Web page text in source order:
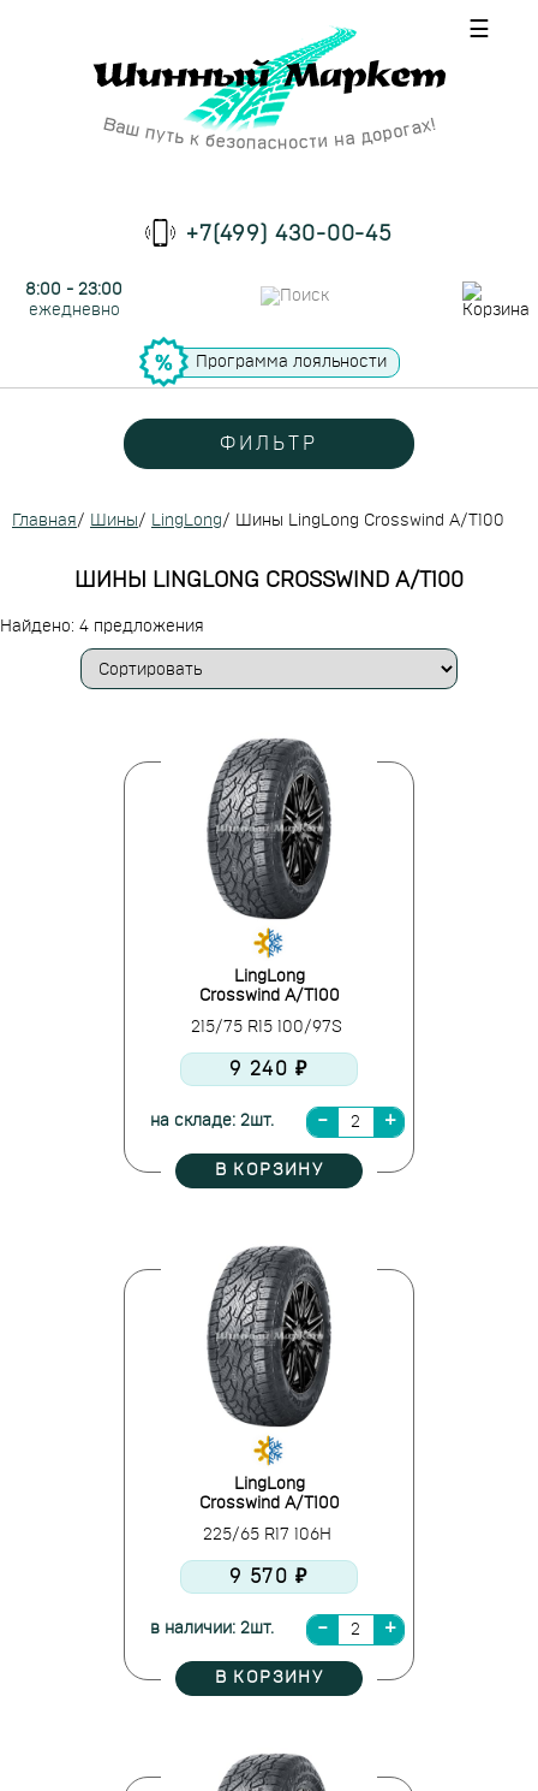
☰
+7(499) 430-00-45
8:00 - 23:00
ежедневно
Программа лояльности
ФИЛЬТР
Главная/ Шины/ LingLong/ Шины LingLong Crosswind A/T100
ШИНЫ LINGLONG CROSSWIND A/T100
Найдено: 4 предложения
LingLong
Crosswind A/T100
215/75 R15 100/97S
9 240 ₽
на складе: 2шт.
В КОРЗИНУ
LingLong
Crosswind A/T100
225/65 R17 106H
9 570 ₽
в наличии: 2шт.
В КОРЗИНУ